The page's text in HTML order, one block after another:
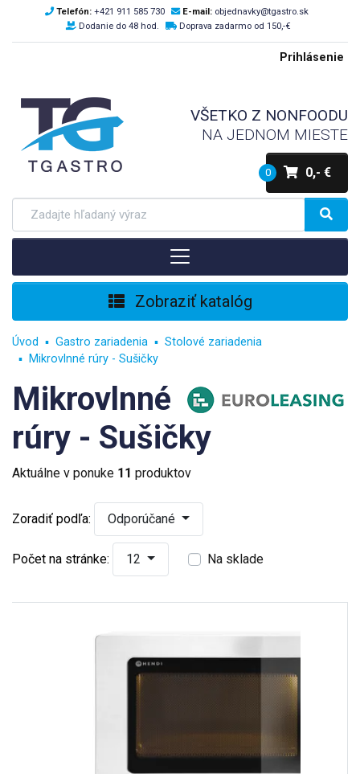
Telefón: +421 911 585 730 E-mail: objednavky@tgastro.sk
Dodanie do 48 hod.
Doprava zadarmo od 150,-€
Prihlásenie
VŠETKO Z NONFOODU
NA JEDNOM MIESTE
0 0,- €
Zobraziť katalóg
Úvod Gastro zariadenia
Stolové zariadenia
Mikrovlnné rúry - Sušičky
Mikrovlnné
rúry - Sušičky
Aktuálne v ponuke 11 produktov
Zoradiť podľa: Odporúčané
Počet na stránke: 12 Na sklade